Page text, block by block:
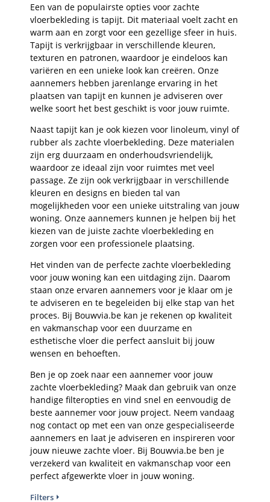
Een van de populairste opties voor zachte
vloerbekleding is tapijt. Dit materiaal voelt zacht en
warm aan en zorgt voor een gezellige sfeer in huis.
Tapijt is verkrijgbaar in verschillende kleuren,
texturen en patronen, waardoor je eindeloos kan
variëren en een unieke look kan creëren. Onze
aannemers hebben jarenlange ervaring in het
plaatsen van tapijt en kunnen je adviseren over
welke soort het best geschikt is voor jouw ruimte.
Naast tapijt kan je ook kiezen voor linoleum, vinyl of
rubber als zachte vloerbekleding. Deze materialen
zijn erg duurzaam en onderhoudsvriendelijk,
waardoor ze ideaal zijn voor ruimtes met veel
passage. Ze zijn ook verkrijgbaar in verschillende
kleuren en designs en bieden tal van
mogelijkheden voor een unieke uitstraling van jouw
woning. Onze aannemers kunnen je helpen bij het
kiezen van de juiste zachte vloerbekleding en
zorgen voor een professionele plaatsing.
Het vinden van de perfecte zachte vloerbekleding
voor jouw woning kan een uitdaging zijn. Daarom
staan onze ervaren aannemers voor je klaar om je
te adviseren en te begeleiden bij elke stap van het
proces. Bij Bouwvia.be kan je rekenen op kwaliteit
en vakmanschap voor een duurzame en
esthetische vloer die perfect aansluit bij jouw
wensen en behoeften.
Ben je op zoek naar een aannemer voor jouw
zachte vloerbekleding? Maak dan gebruik van onze
handige filteropties en vind snel en eenvoudig de
beste aannemer voor jouw project. Neem vandaag
nog contact op met een van onze gespecialiseerde
aannemers en laat je adviseren en inspireren voor
jouw nieuwe zachte vloer. Bij Bouwvia.be ben je
verzekerd van kwaliteit en vakmanschap voor een
perfect afgewerkte vloer in jouw woning.
Filters